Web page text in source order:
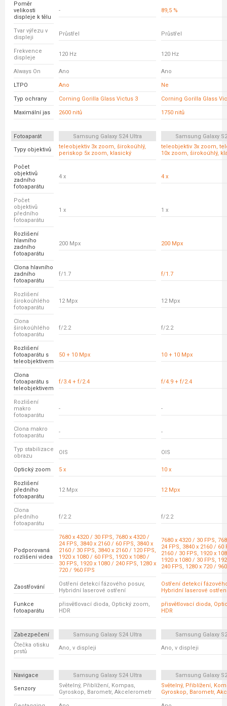
Poměr
velikosti
displeje k tělu
- 89,5 %
Tvar výřezu v
displeji
Průstřel Průstřel
Frekvence
displeje
120 Hz 120 Hz
Always On Ano Ano
LTPO Ano Ne
Typ ochrany Corning Gorilla Glass Victus 3 Corning Gorilla Glass
Maximální jas 2600 nitů 1750 nitů
Fotoaparát Samsung Galaxy S24 Ultra
Samsung Galaxy
Typy objektivů
teleobjektiv 3x zoom, širokoúhlý,
periskop 5x zoom, klasický
teleobjektiv 3x zoom,
10x zoom, širokoúhlý,
Počet
objektivů
zadního
fotoaparátu
4 x 4 x
Počet
objektivů
předního
fotoaparátu
1 x 1 x
Rozlišení
hlavního
zadního
fotoaparátu
200 Mpx 200 Mpx
Clona hlavního
zadního
fotoaparátu
f/1.7 f/1.7
Rozlišení
širokoúhlého
fotoaparátu
12 Mpx 12 Mpx
Clona
širokoúhlého
fotoaparátu
f/2.2 f/2.2
Rozlišení
fotoaparátu s
teleobjektivem
50 + 10 Mpx 10 + 10 Mpx
Clona
fotoaparátu s
teleobjektivem
f/3.4 + f/2.4 f/4.9 + f/2.4
Rozlišení
makro
fotoaparátu
- -
Clona makro
fotoaparátu
- -
Typ stabilizace
obrazu
OIS OIS
Optický zoom 5 x 10 x
Rozlišení
předního
fotoaparátu
12 Mpx 12 Mpx
Clona
předního
fotoaparátu
f/2.2 f/2.2
Podporovaná
rozlišení videa
7680 x 4320 / 30 FPS, 7680 x 4320 /
24 FPS, 3840 x 2160 / 60 FPS, 3840 x
2160 / 30 FPS, 3840 x 2160 / 120 FPS,
1920 x 1080 / 60 FPS, 1920 x 1080 /
30 FPS, 1920 x 1080 / 240 FPS, 1280 x
720 / 960 FPS
7680 x 4320 / 30 FPS,
24 FPS, 3840 x 2160 / 60
2160 / 30 FPS, 1920 x
1920 x 1080 / 30 FPS,
240 FPS, 1280 x 720 /
Zaostřování
Ostření detekcí fázového posuv,
Hybridní laserové ostření
Ostření detekcí
Hybridní laserové
Funkce
fotoaparátu
přisvětlovací dioda, Optický zoom,
HDR
přisvětlovací dioda,
HDR
Zabezpečení Samsung Galaxy S24 Ultra
Samsung Galaxy
Čtečka otisku
prstů
Ano, v displeji Ano, v displeji
Navigace Samsung Galaxy S24 Ultra
Samsung Galaxy
Senzory
Světelný, Přiblížení, Kompas,
Gyroskop, Barometr, Akcelerometr
Světelný, Přiblížení,
Gyroskop, Barometr,